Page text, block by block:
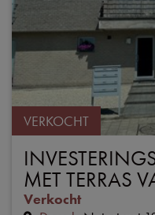
VERKOCHT
MET TERRAS
Verkocht